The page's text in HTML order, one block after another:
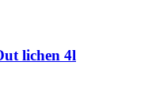
lichen 4l